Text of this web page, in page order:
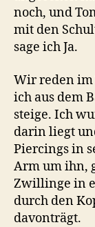
noch, und
mit den
sage ich Ja.
Wir reden im
ich aus dem
steige. Ich
darin liegt
Piercings in
Arm um ihn,
Zwillinge in
durch den
davonträgt.